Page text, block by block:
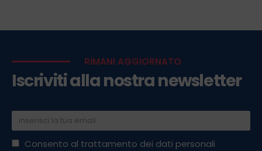
RIMANI AGGIORNATO
Iscriviti alla nostra newsletter
Consento al trattamento dei dati personali